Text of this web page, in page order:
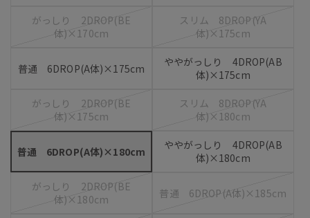
がっしり 2DROP(BE
体)×170cm
スリム 8DROP(YA
体)×175cm
普通 6DROP(A体)×175cm
ややがっしり 4DROP(AB
体)×175cm
がっしり 2DROP(BE
体)×175cm
スリム 8DROP(YA
体)×180cm
普通 6DROP(A体)×180cm
ややがっしり 4DROP(AB
体)×180cm
がっしり 2DROP(BE
体)×180cm
普通 6DROP(A体)×185cm